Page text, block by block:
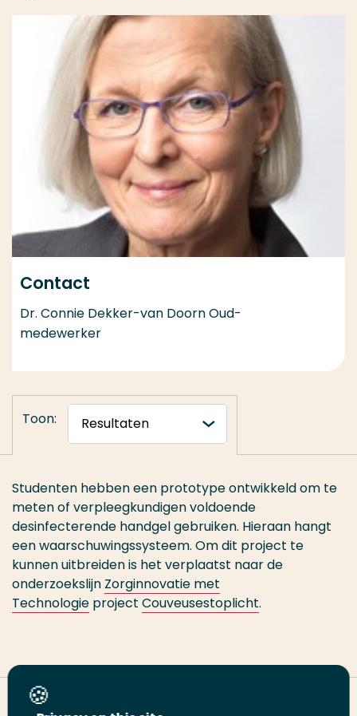
Contact
Dr. Connie Dekker-van Doorn Oud-
medewerker
Toon:
Studenten hebben een prototype ontwikkeld om te
meten of verpleegkundigen voldoende
desinfecterende handgel gebruiken. Hieraan hangt
een waarschuwingssysteem. Om dit project te
kunnen uitbreiden is het verplaatst naar de
onderzoekslijn Zorginnovatie met
Technologie project Couveusestoplicht.
Deel deze pagina